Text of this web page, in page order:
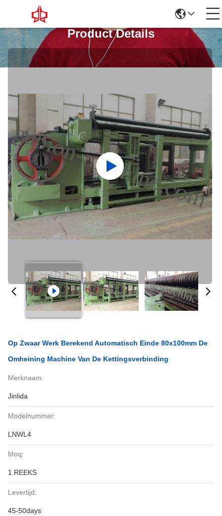
Product Details
Op Zwaar Werk Berekend Automatisch Einde 80x100mm De
Omheining Machine Van De Kettingsverbinding
Merknaam:
Jinlida
Modelnummer:
LNWL4
Moq:
1 REEKS
Levertijd:
45-50days